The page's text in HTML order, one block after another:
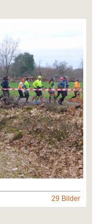
29 Bilder